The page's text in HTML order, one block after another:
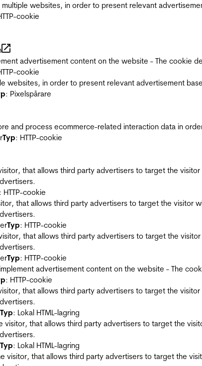
websites, in order to present relevant
cookie
advertisement content on the website - The cookie
cookie
websites, in order to present relevant advertisement
: Pixelspårare
and process ecommerce-related interaction data in
Typ: HTTP-cookie
that allows third party advertisers to target the
: HTTP-cookie
that allows third party advertisers to target the visitor
Typ: HTTP-cookie
that allows third party advertisers to target the
Typ: HTTP-cookie
advertisement content on the website - The
: HTTP-cookie
that allows third party advertisers to target the
Typ: Lokal HTML-lagring
visitor, that allows third party advertisers to target the
Typ: Lokal HTML-lagring
visitor, that allows third party advertisers to target the